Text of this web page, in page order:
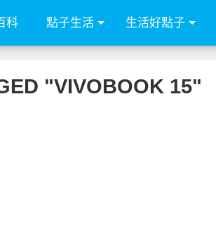
科 點子生活 生活好點子
"VIVOBOOK 15"